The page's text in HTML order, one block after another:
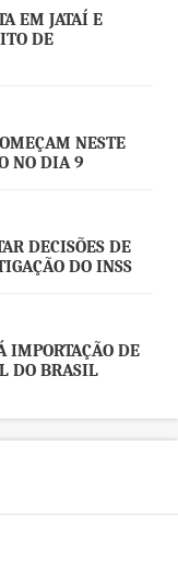
EM JATAÍ E
DE
NESTE
NO DIA 9
DECISÕES DE
DO INSS
IMPORTAÇÃO DE
DO BRASIL